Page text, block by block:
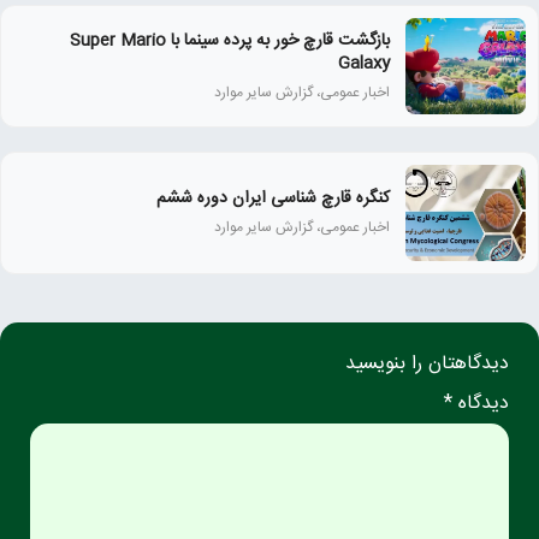
بازگشت قارچ خور به پرده سینما با Super Mario
Galaxy
اخبار عمومی، گزارش سایر موارد
کنگره قارچ شناسی ایران دوره ششم
اخبار عمومی، گزارش سایر موارد
دیدگاهتان را بنویسید
دیدگاه *